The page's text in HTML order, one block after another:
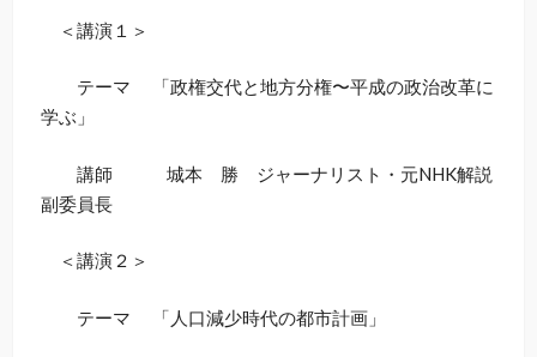
＜講演１＞
テーマ 「政権交代と地方分権〜平成の政治改革に
学ぶ」
講師 城本 勝 ジャーナリスト・元NHK解説
副委員長
＜講演２＞
テーマ 「人口減少時代の都市計画」